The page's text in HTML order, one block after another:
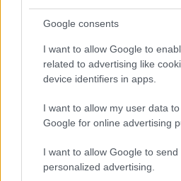
Google consents
I want to allow Google to
related to advertising like
device identifiers in apps.
I want to allow my user data
Google for online advertising
I want to allow Google to send
personalized advertising.
Ahogy azt márelőző